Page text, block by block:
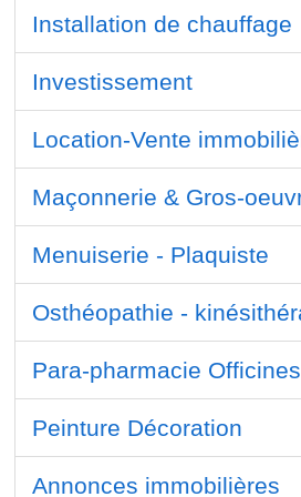
Installation de chauffage
Investissement
Location-Vente
Maçonnerie & Gros-
Menuiserie - Plaquiste
Osthéopathie -
Para-pharmacie Officines
Peinture Décoration
Annonces immobilières